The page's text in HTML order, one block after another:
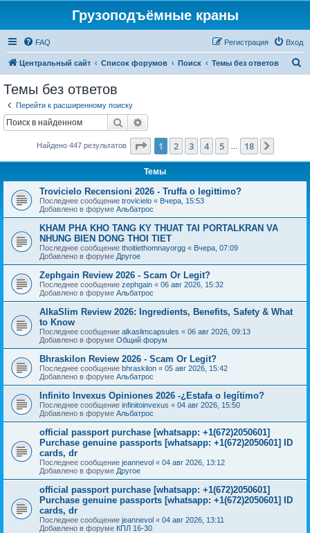
Грузоподъёмные краны
FAQ Вход
Регистрация
Центральный сайт Список форумов Поиск Темы без ответов
Темы без ответов
Перейти к расширенному поиску
Поиск
Найдено 447 результатов Страница из 18
1 2 3 4 5 18
Темы
Trovicielo Recensioni 2026 - Truffa o legittimo?
Последнее сообщение trovicielo « Вчера, 15:53
Добавлено в форуме Альбатрос
KHAM PHA KHO TANG KY THUAT TAI PORTALKRAN VA
NHUNG BIEN DONG THOI TIET
Последнее сообщение thoitiethomnayorgg « Вчера, 07:09
Добавлено в форуме Другое
Zephgain Review 2026 - Scam Or Legit?
Последнее сообщение zephgain « 06 авг 2026, 15:32
Добавлено в форуме Альбатрос
AlkaSlim Review 2026: Ingredients, Benefits, Safety & What
to Know
Последнее сообщение alkaslimcapsules « 06 авг 2026, 09:13
Добавлено в форуме Общий форум
Bhraskilon Review 2026 - Scam Or Legit?
Последнее сообщение bhraskilon « 05 авг 2026, 15:42
Добавлено в форуме Альбатрос
Infinito Invexus Opiniones 2026 -¿Estafa o legítimo?
Последнее сообщение infinitoinvexus « 04 авг 2026, 15:50
Добавлено в форуме Альбатрос
official passport purchase [whatsapp: +1(672)2050601]
Purchase genuine passports [whatsapp: +1(672)2050601] ID
cards, dr
Последнее сообщение jeannevol « 04 авг 2026, 13:12
Добавлено в форуме Другое
official passport purchase [whatsapp: +1(672)2050601]
Purchase genuine passports [whatsapp: +1(672)2050601] ID
cards, dr
Последнее сообщение jeannevol « 04 авг 2026, 13:11
Добавлено в форуме КПЛ 16-30